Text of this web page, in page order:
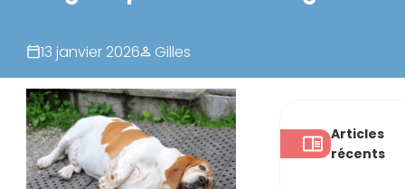
13 janvier 2026 Gilles
Articles
récents